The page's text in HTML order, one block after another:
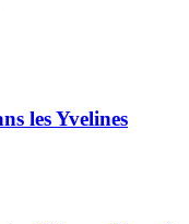
les Yvelines